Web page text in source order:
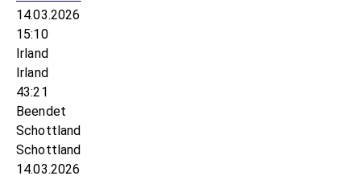
14.03.2026
15:10
Irland
Irland
43:21
Beendet
Schottland
Schottland
14.03.2026